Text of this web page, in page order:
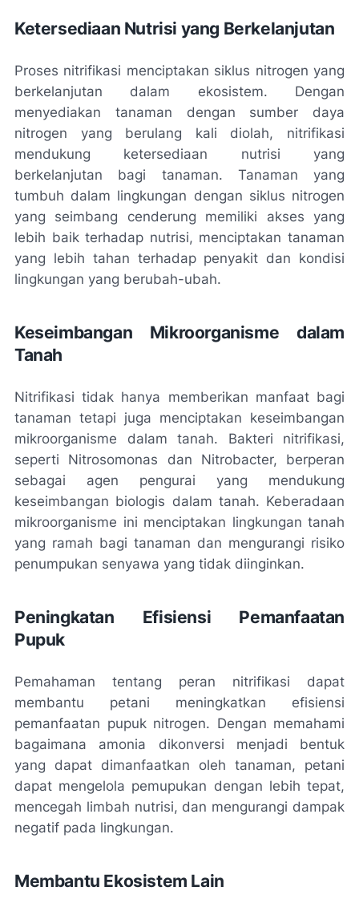
Ketersediaan Nutrisi yang Berkelanjutan
Proses nitrifikasi menciptakan siklus nitrogen yang
berkelanjutan dalam ekosistem. Dengan
menyediakan tanaman dengan sumber daya
nitrogen yang berulang kali diolah, nitrifikasi
mendukung ketersediaan nutrisi yang
berkelanjutan bagi tanaman. Tanaman yang
tumbuh dalam lingkungan dengan siklus nitrogen
yang seimbang cenderung memiliki akses yang
lebih baik terhadap nutrisi, menciptakan tanaman
yang lebih tahan terhadap penyakit dan kondisi
lingkungan yang berubah-ubah.
Keseimbangan Mikroorganisme dalam
Tanah
Nitrifikasi tidak hanya memberikan manfaat bagi
tanaman tetapi juga menciptakan keseimbangan
mikroorganisme dalam tanah. Bakteri nitrifikasi,
seperti Nitrosomonas dan Nitrobacter, berperan
sebagai agen pengurai yang mendukung
keseimbangan biologis dalam tanah. Keberadaan
mikroorganisme ini menciptakan lingkungan tanah
yang ramah bagi tanaman dan mengurangi risiko
penumpukan senyawa yang tidak diinginkan.
Peningkatan Efisiensi Pemanfaatan
Pupuk
Pemahaman tentang peran nitrifikasi dapat
membantu petani meningkatkan efisiensi
pemanfaatan pupuk nitrogen. Dengan memahami
bagaimana amonia dikonversi menjadi bentuk
yang dapat dimanfaatkan oleh tanaman, petani
dapat mengelola pemupukan dengan lebih tepat,
mencegah limbah nutrisi, dan mengurangi dampak
negatif pada lingkungan.
Membantu Ekosistem Lain